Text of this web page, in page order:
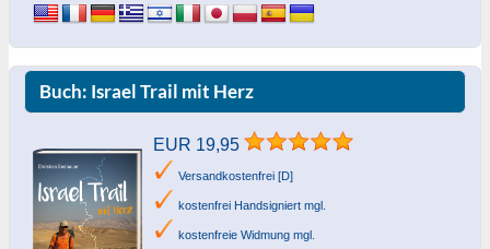
Buch: Israel Trail mit Herz
EUR 19,95
Versandkostenfrei [D]
kostenfrei Handsigniert mgl.
kostenfreie Widmung mgl.